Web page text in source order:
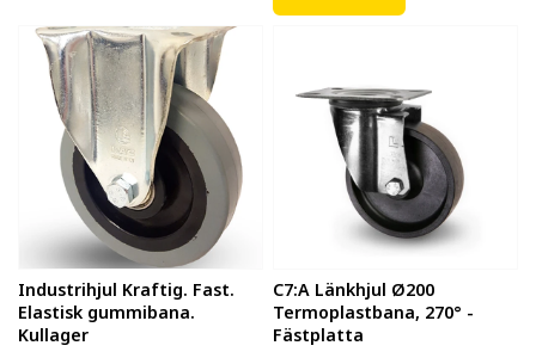
Industrihjul Kraftig. Fast.
Elastisk gummibana.
Kullager
C7:A Länkhjul Ø200
Termoplastbana, 270° -
Fästplatta